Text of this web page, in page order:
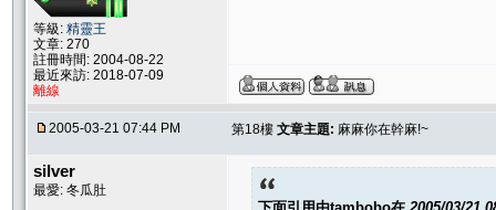
等級: 精靈王
文章: 270
註冊時間: 2004-08-22
最近來訪: 2018-07-09
離線
2005-03-21 07:44 PM 第18樓 文章主題: 麻麻你在幹麻!~
silver
最愛: 冬瓜肚